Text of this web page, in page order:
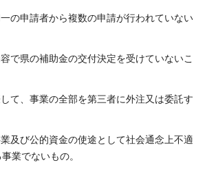
の申請者から複数の申請が行われていない
で県の補助金の交付決定を受けていないこ
て、事業の全部を第三者に外注又は委託す
及び公的資金の使途として社会通念上不適
業でないもの。